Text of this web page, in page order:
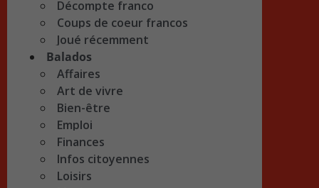
Décompte franco
Coups de coeur francos
Joué récemment
Balados
Affaires
Art de vivre
Bien-être
Emploi
Finances
Infos citoyennes
Loisirs